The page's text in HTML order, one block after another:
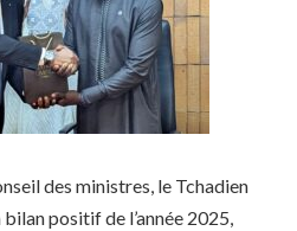
des ministres, le Tchadien
positif de l’année 2025,